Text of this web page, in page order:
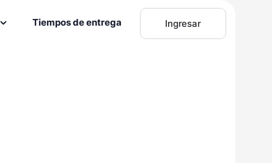
Tiempos de entrega Ingresar